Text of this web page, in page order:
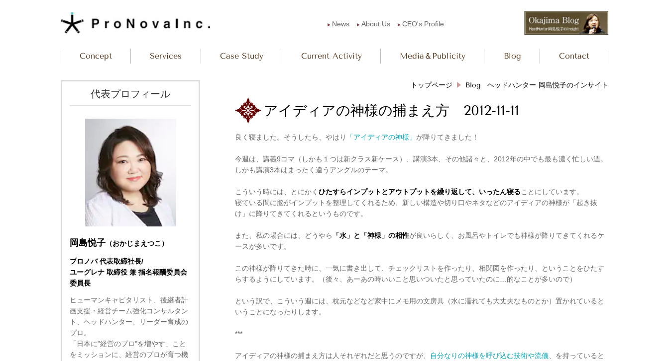
▶︎ News ▶︎ About Us ▶︎ CEO's Profile
Concept Services Case Study Current Activity Media＆Publicity Blog Contact
トップページ Blog ヘッドハンター 岡島悦子のインサイト
アイディアの神様の捕まえ方 2012-11-11
良く寝ました。そうしたら、やはり 「アイディアの神様」 が降りてきました！
今週は、講義9コマ（しかも１つは新クラス新ケース）、講演3本、その他諸々と、2012年の中でも最も濃く忙しい週。
しかも講演3本はまったく違うアングルのテーマ。
こういう時には、とにかく ひたすらインプットとアウトプットを繰り返して、いったん寝ることにしています。
寝ている間に脳がインプットを整理してくれるため、新しい構造や切り口やネタなどのアイディアの神様が「起き抜
け」に降りてきてくれるというものです。
また、私の場合には、どうやら 「水」と「神様」の相性が良いらしく、お風呂やトイレでも神様が降りてきてくれるケ
ースが多いです。
この神様が降りてきた時に、一気に書き出して、チェックリストを作ったり、相関図を作ったり、ということをひたす
らするようにしています。（後々、あーあの時いいこと思いついたと思っていたのに…的なことが多いので）
という訳で、こういう週には、枕元などなど家中にメモ用の文房具（水に濡れても大丈夫なものとか）置かれていると
いうことになったりします。
***
アイディアの神様の捕まえ方は人それぞれだと思うのですが、 自分なりの神様を呼び込む技術や流儀 、を持っていると
代表プロフィール
岡島悦子 （おかじまえつこ）
プロノバ 代表取締社長/
ユーグレナ 取締役 兼 指名報酬委員会
委員長
ヒューマンキャピタリスト、後継者計
画支援・経営チーム強化コンサルタン
ト、ヘッドハンター、リーダー育成の
プロ。
「日本に"経営のプロ"を増やす」こと
をミッションに、経営のプロが育つ機